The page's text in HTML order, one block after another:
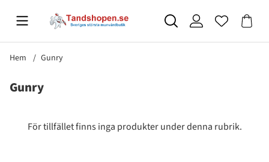
Hem Gunry
Gunry
Produkter
För tillfället finns inga produkter under denna rubrik.